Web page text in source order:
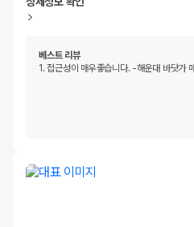
베스트 리뷰
1. 접근성이 매우좋습니다. -해운대 바닷가